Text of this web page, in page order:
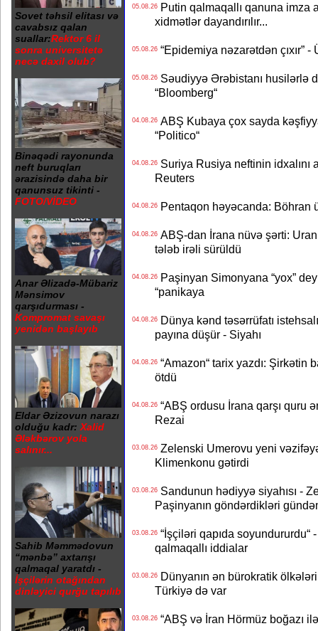
Sovet təhsil elitası və
cavabsız qalan
suallar:Rektor 6 il
sonra universitetə
necə daxil olub?
Binəqədi rayonunda
neft buruqları
ərazisində daha bir
qanunsuz tikinti -
FOTO/VİDEO
Anar Əlizadə-Mübariz
Mənsimov
qarşıdurması -
Kompromat savaşı
yenidən başlayıb
Eldar Əzizovun narazı
olduğu kadr: Xalid
Ələkbərov yola
salınır...
Sahib Məmmədovun
“mənbə” axtarışı
qalmaqal yaratdı -
İşçilərin otağından
dinləyici qurğu tapılıb
05.08.26Putin qalmaqallı qanuna imza
xidmətlər dayandırılır...
05.08.26“Epidemiya nəzarətdən çıxır” -
05.08.26Səudiyyə Ərəbistanı husilərlə
“Bloomberg“
04.08.26ABŞ Kubaya çox sayda
“Politico“
04.08.26Suriya Rusiya neftinin idxalını
Reuters
04.08.26Pentaqon həyəcanda: Böhran
04.08.26ABŞ-dan İrana nüvə şərti: Uran
tələb irəli sürüldü
04.08.26Paşinyan Simonyana “yox”
“panikaya
04.08.26Dünya kənd təsərrüfatı
payına düşür - Siyahı
04.08.26“Amazon“ tarix yazdı: Şirkətin
ötdü
04.08.26“ABŞ ordusu İrana qarşı quru
Rezai
03.08.26Zelenski Umerovu yeni
Klimenkonu gətirdi
03.08.26Sandunun hədiyyə siyahısı -
Paşinyanın göndərdikləri
03.08.26“İşçiləri qapıda soyundururdu“
qalmaqallı iddialar
03.08.26Dünyanın ən bürokratik ölkələri
Türkiyə də var
03.08.26“ABŞ və İran Hörmüz boğazı ilə